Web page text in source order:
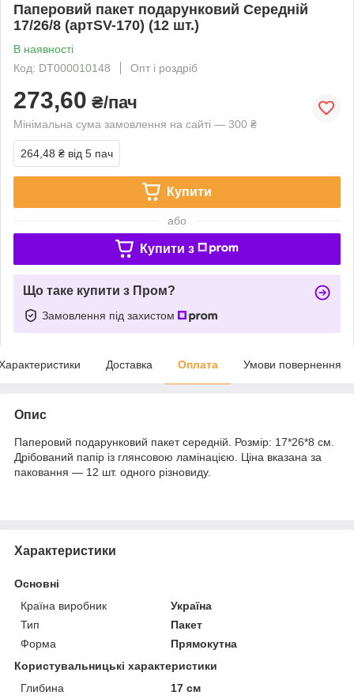
Паперовий пакет подарунковий Середній
17/26/8 (артSV-170) (12 шт.)
В наявності
Код: DT000010148
Опт і роздріб
273,60 ₴/пач
Мінімальна сума замовлення на сайті — 300 ₴
264,48 ₴ від 5 пач
Купити
або
Купити з
Що таке купити з Пром?
Замовлення під захистом
Доставка Оплата Умови повернення
Опис
Паперовий подарунковий пакет середній. Розмір: 17*26*8 см.
Дрібований папір із глянсовою ламінацією. Ціна вказана за
паковання — 12 шт. одного різновиду.
Характеристики
Основні
Країна виробник
Україна
Тип
Пакет
Форма
Прямокутна
Користувальницькі характеристики
Глибина
17 см